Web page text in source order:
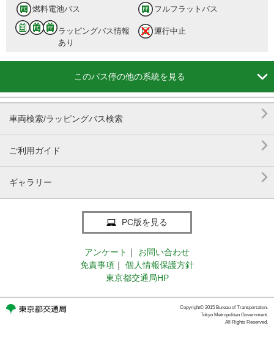
燃料電池バス フルフラットバス
ラッピングバス情報
あり
運行中止
このバス停の他の系統を見る 
車両検索/ラッピングバス検索 
ご利用ガイド 
ギャラリー 
PC版を見る
アンケート ｜
お問い合わせ
免責事項 ｜
個人情報保護方針
東京都交通局HP
Copyright© 2015 Bureau of Transportation.
Tokyo Metropolitan Government.
All Rights Reserved.